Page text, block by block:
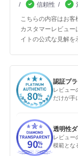
信頼性
こちらの内容はお客
カスタマーレビュ
イトの公式な見解を
認証プ
レビュー
だけが手
透明性
レビュー
模範とな